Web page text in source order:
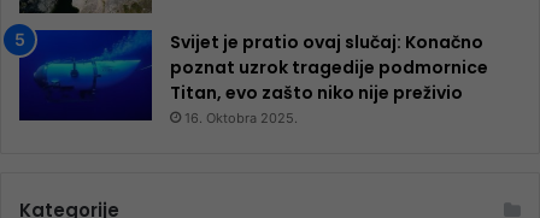
Svijet je pratio ovaj slučaj: Konačno
poznat uzrok tragedije podmornice
Titan, evo zašto niko nije preživio
16. Oktobra 2025.
Kategorije